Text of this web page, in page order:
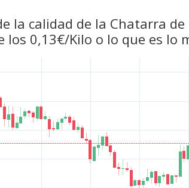
la calidad de la Chatarra
los 0,13€/Kilo o lo que es lo